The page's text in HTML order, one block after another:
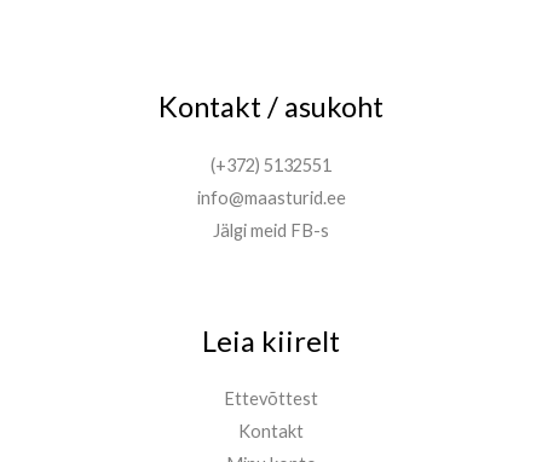
Kontakt / asukoht
(+372) 5132551
info@maasturid.ee
Jälgi meid FB-s
Leia kiirelt
Ettevõttest
Kontakt